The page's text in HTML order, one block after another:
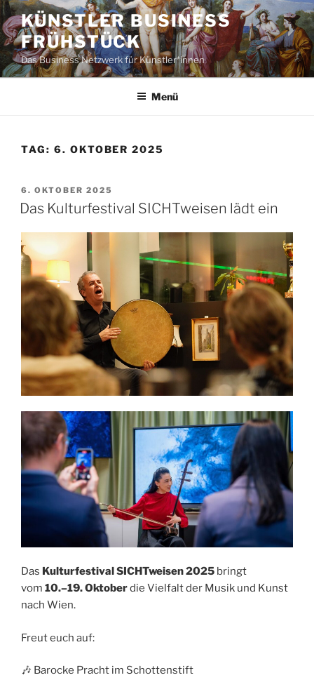
Zum
Inhalt
springen
KÜNSTLER BUSINESS
FRÜHSTÜCK
Das Business Netzwerk für Künstler*innen
Menü
TAG: 6. OKTOBER 2025
VERÖFFENTLICHT
AM
6. OKTOBER 2025
Das Kulturfestival SICHTweisen lädt ein
Das Kulturfestival SICHTweisen 2025 bringt
vom 10.–19. Oktoberdie Vielfalt der Musik und Kunst
nach Wien.
Freut euch auf:
🎶 Barocke Pracht im Schottenstift